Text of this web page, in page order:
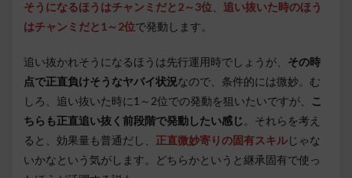
そうになるほうはチャンミだと2～3位
追い抜いた時のほう
はチャンミだと1～2位で発動します。
追い抜かれそうになるほうは先行運用時でしょうが、 その時
点で正直負けそうなヤバイ状況なので、条件的には微妙。む
しろ、追い抜いた時に1～2位での発動を狙いたいですが、
こ
ちらも正直追い抜く前段階で発動したい感じ。それらを考え
ると、効果量も普通だし、 正直微妙寄りの固有スキルじゃな
いかなという気がします。どちらかというと継承固有で使っ